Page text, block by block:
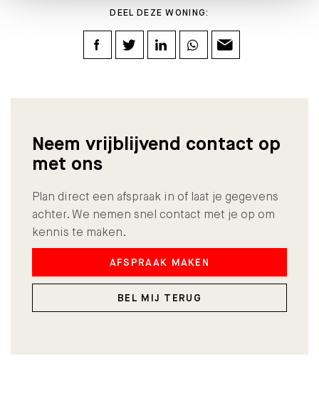
DEEL DEZE WONING:
Neem vrijblijvend contact op
met ons
Plan direct een afspraak in of laat je gegevens
achter. We nemen snel contact met je op om
kennis te maken.
AFSPRAAK MAKEN
BEL MIJ TERUG